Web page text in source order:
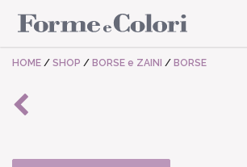
HOME / SHOP / BORSE e ZAINI / BORSE